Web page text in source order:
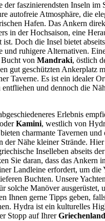
der faszinierendsten Inseln im
autofreie Atmosphäre, die
Hafen. Das Ankern
in der Hochsaison, eine
Doch die Insel bietet
und ruhigere Alternativen.
von Mandraki, östlich
gut geschützten Ankerplatz
Taverne. Es ist ein idealer
entfliehen und dennoch die
Erlebnis
oderKamini, westlich von
charmante Tavernen und
der Nähe kleiner Strände.
Inselleben abseits
Sie daran, dass das Ankern
Landleine erfordert, um die
Buchten. Unsere
solche Manöver ausgerüstet,
Ihnen gerne Tipps geben,
Hydra ist ein kulturelles
Stopp auf Ihrer